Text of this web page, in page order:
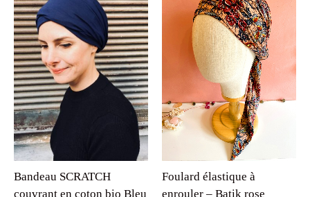
Bandeau SCRATCH
marine
Foulard élastique à
45.00€